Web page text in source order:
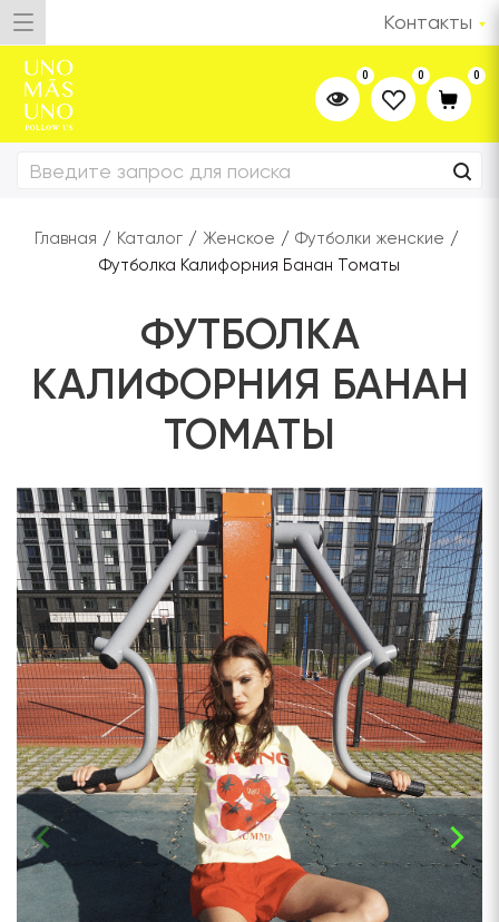
Контакты
0 0 0
Главная / Каталог / Женское / Футболки женские /
Футболка Калифорния Банан Томаты
ФУТБОЛКА
КАЛИФОРНИЯ БАНАН
ТОМАТЫ